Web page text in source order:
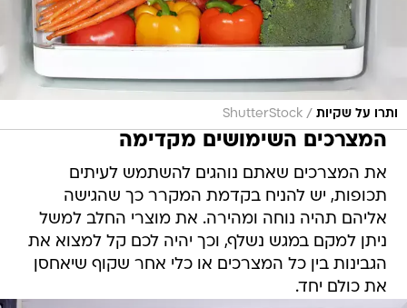
ותרו על שקיות /
ShutterStock
המצרכים השימושים מקדימה
את המצרכים שאתם נוהגים להשתמש לעיתים
תכופות, יש להניח בקדמת המקרר כך שהגישה
אליהם תהיה נוחה ומהירה. את מוצרי החלב למשל
ניתן למקם במגש נשלף, וכך יהיה לכם קל למצוא את
הגבינות בין כל המצרכים או כלי אחר שקוף שיאחסן
את כולם יחד.